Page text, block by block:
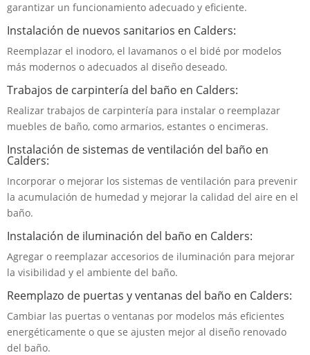
garantizar un funcionamiento adecuado y eficiente.
Instalación de nuevos sanitarios en Calders:
Reemplazar el inodoro, el lavamanos o el bidé por modelos
más modernos o adecuados al diseño deseado.
Trabajos de carpintería del baño en Calders:
Realizar trabajos de carpintería para instalar o reemplazar
muebles de baño, como armarios, estantes o encimeras.
Instalación de sistemas de ventilación del baño en
Calders:
Incorporar o mejorar los sistemas de ventilación para prevenir
la acumulación de humedad y mejorar la calidad del aire en el
baño.
Instalación de iluminación del baño en Calders:
Agregar o reemplazar accesorios de iluminación para mejorar
la visibilidad y el ambiente del baño.
Reemplazo de puertas y ventanas del baño en Calders:
Cambiar las puertas o ventanas por modelos más eficientes
energéticamente o que se ajusten mejor al diseño renovado
del baño.